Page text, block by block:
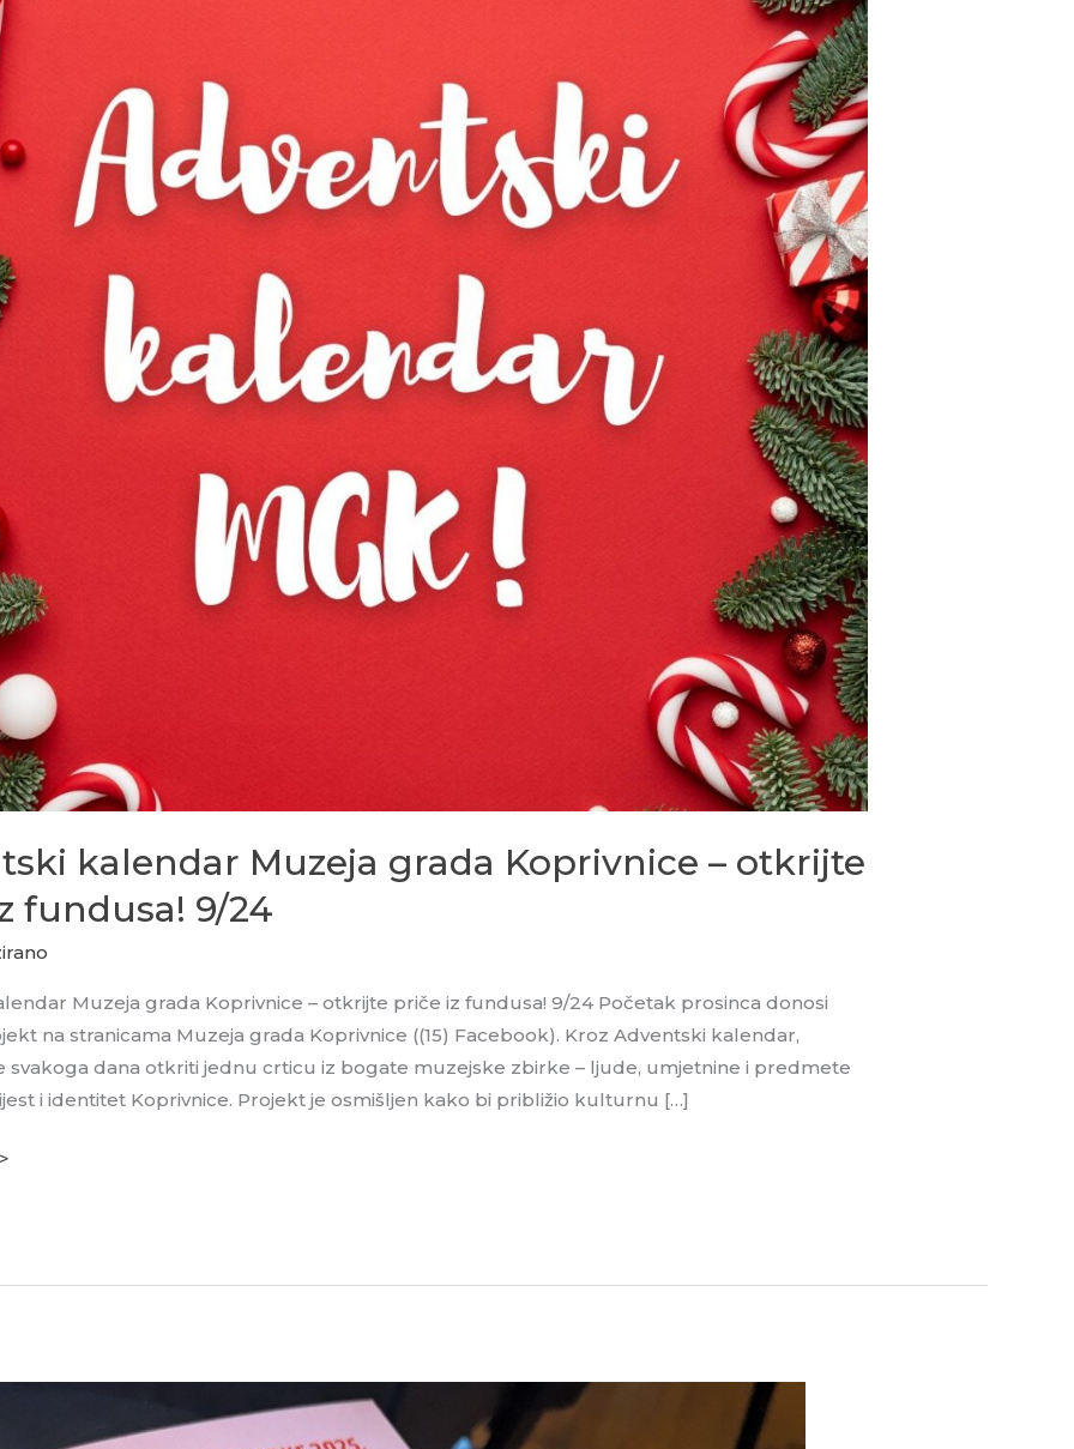
kalendar Muzeja grada Koprivnice – otkrijte
fundusa! 9/24
Muzeja grada Koprivnice – otkrijte priče iz fundusa! 9/24 Početak prosinca donosi
na stranicama Muzeja grada Koprivnice ((15) Facebook). Kroz Adventski kalendar,
svakoga dana otkriti jednu crticu iz bogate muzejske zbirke – ljude, umjetnine i predmete
i identitet Koprivnice. Projekt je osmišljen kako bi približio kulturnu […]